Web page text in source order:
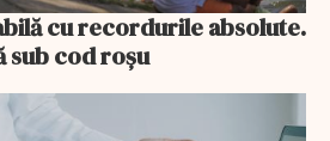
cu recordurile absolute.
sub cod roșu